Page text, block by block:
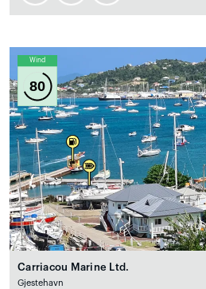
Wind
80
Carriacou Marine Ltd.
Gjestehavn